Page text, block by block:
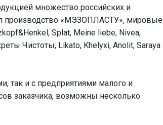
множество российских и
производство «МЭЗОПЛАСТУ», мировые
Splat, Meine liebe, Nivea,
Чистоты, Likato, Khelyxi, Anolit, Saraya
так и с предприятиями малого и
заказчика, возможны несколько